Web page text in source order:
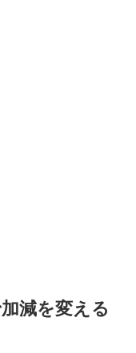
減を変える